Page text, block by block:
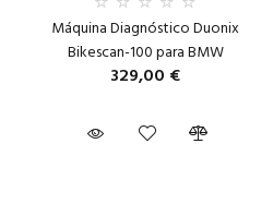
Máquina Diagnóstico Duonix
Bikescan-100 para BMW
329,00 €